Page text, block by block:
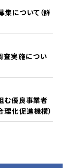
について（群
実施につい
む優良事業者
化促進機構）